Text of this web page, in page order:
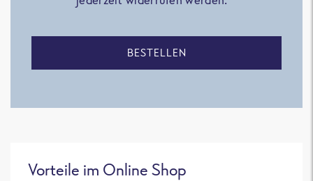
BESTELLEN
Vorteile im Online Shop